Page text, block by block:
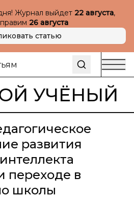
Журнал выйдет 22 августа,
26 августа
статью
УЧЁНЫЙ
развития
переходе в
школы